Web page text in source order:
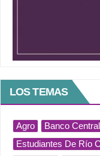
LOS TEMAS
Agro Banco Central
Estudiantes De Río